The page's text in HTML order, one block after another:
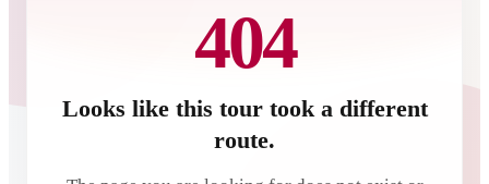
404
Looks like this tour took a different
route.